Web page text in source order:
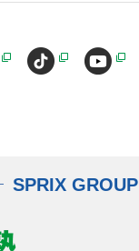
SPRIX GROUP